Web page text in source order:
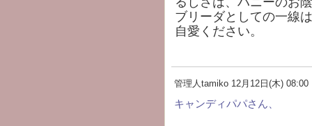
ブリーダとしての一線
自愛ください。
管理人tamiko 12月12日(木) 08:00
キャンディパパさん、